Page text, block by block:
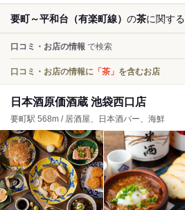
要町～平和台（有楽町線） の茶に関する
口コミ・お店の情報 で検索
口コミ・お店の情報に 「茶」 を含むお店
日本酒原価酒蔵 池袋西口店
要町駅 568m / 居酒屋、日本酒バー、海鮮